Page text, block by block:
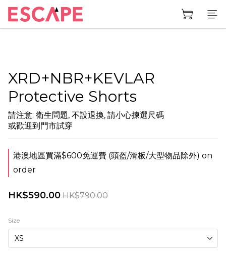
XRD+NBR+KEVLAR
Protective Shorts
請注意: 衛生問題, 不設退換, 請小心揀選尺碼
或歡迎到門市試穿
港澳地區買滿$600免運費 (頭盔/滑板/大型物品除外) on
order
HK$590.00 HK$790.00
Size